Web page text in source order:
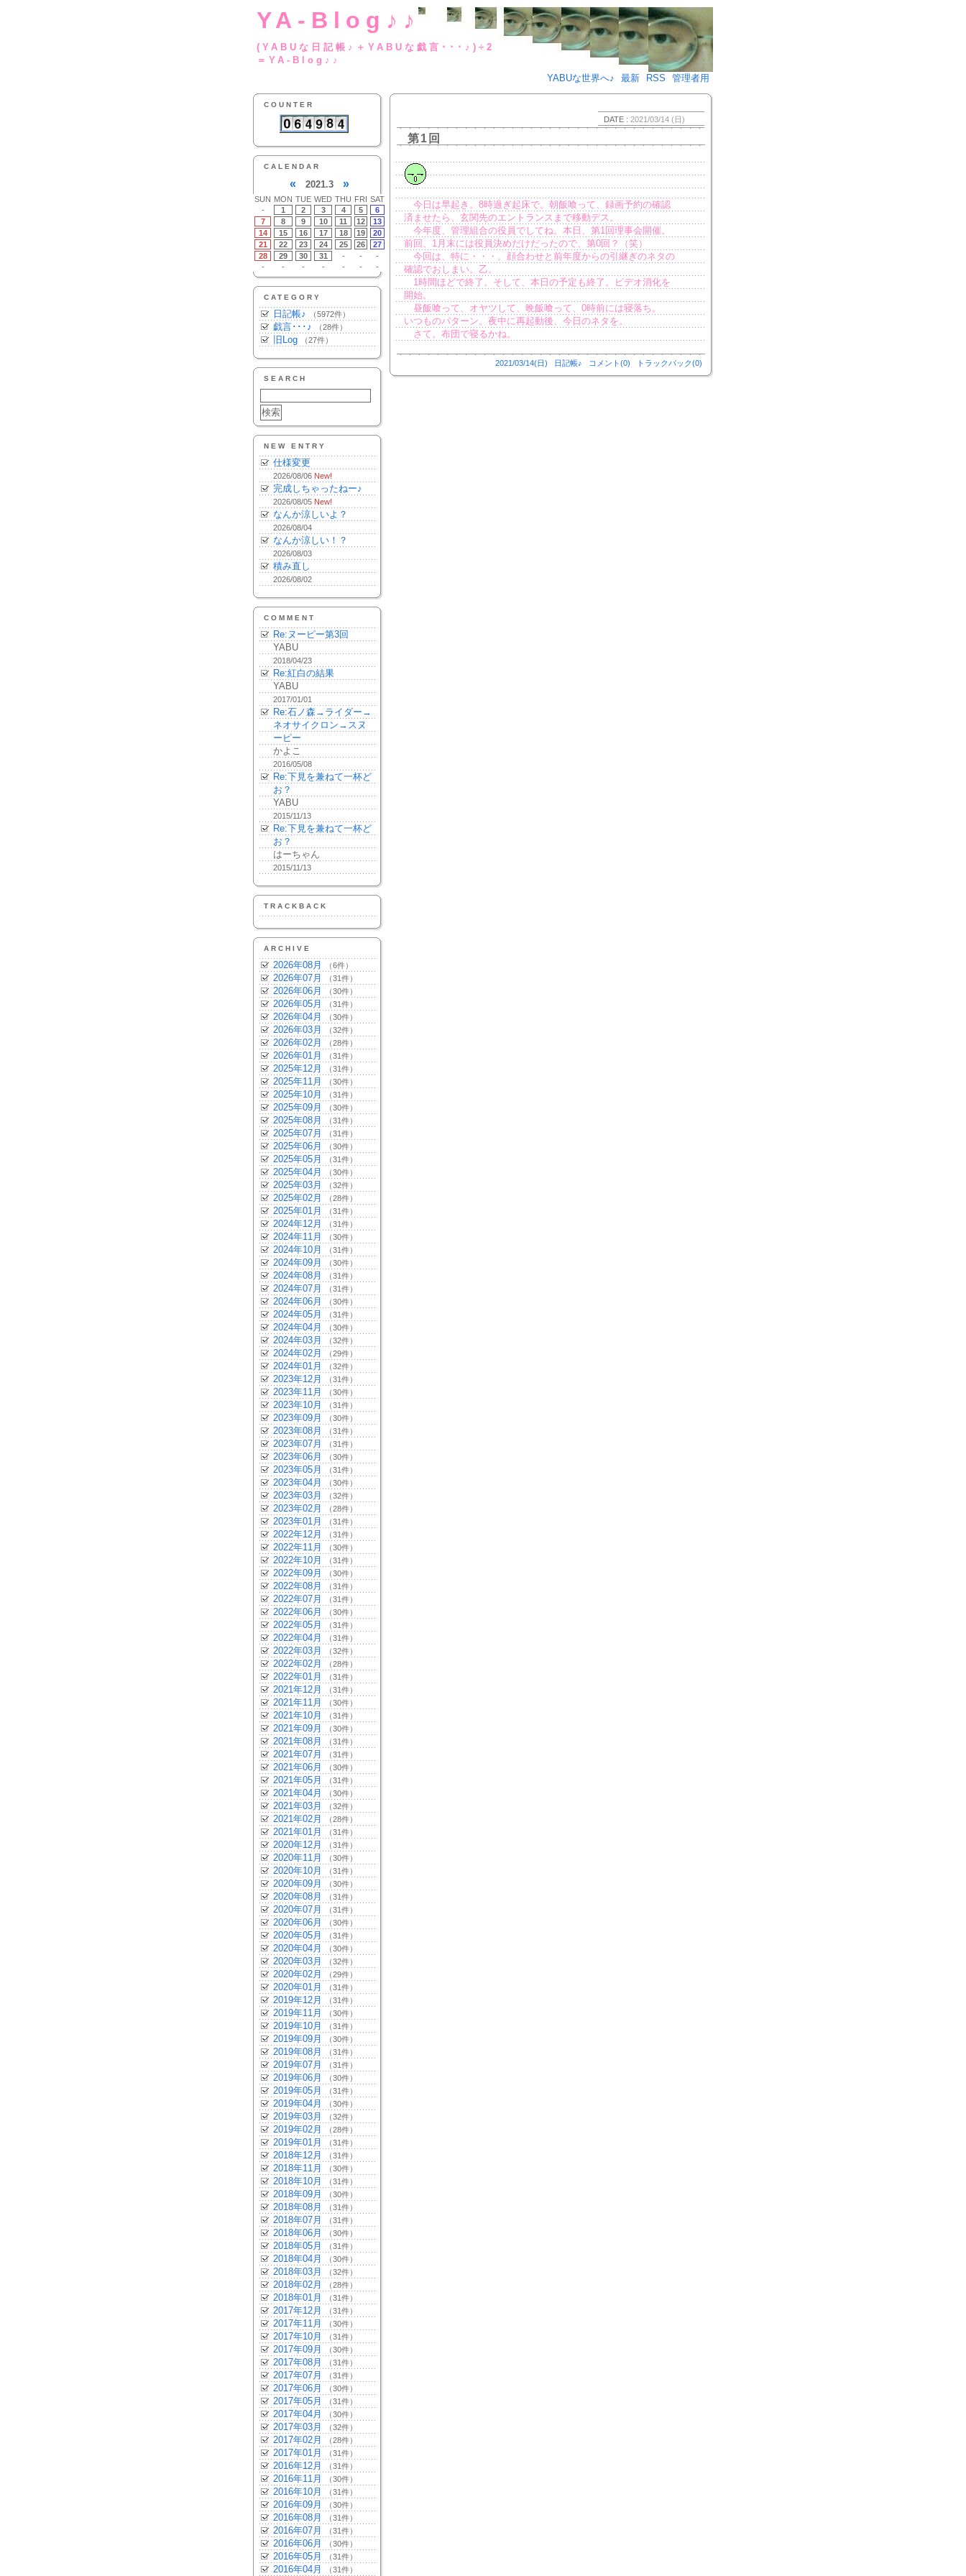
YA-Blog♪♪
(YABUな日記帳♪＋YABUな戯言･･･♪)÷2
＝YA-Blog♪♪
YABUな世界へ♪
最新 RSS 管理者用
COUNTER
CALENDAR
« 2021.3 »
SUN MON TUE WED THU FRI SAT
-
1 2 3 4 5
6
7
8 9 10 11 12
13
14
15 16 17 18 19
20
21
22 23 24 25 26
27
28
29 30 31 - -
-
-
- - - - - -
CATEGORY
日記帳♪ （5972件）
戯言･･･♪ （28件）
旧Log （27件）
SEARCH
NEW ENTRY
仕様変更
2026/08/06 New!
完成しちゃったねー♪
2026/08/05 New!
なんか涼しいよ？
2026/08/04
なんか涼しい！？
2026/08/03
積み直し
2026/08/02
COMMENT
Re:ヌーピー第3回
YABU
2018/04/23
Re:紅白の結果
YABU
2017/01/01
Re:石ノ森→ライダー→
ネオサイクロン→スヌ
ーピー
かよこ
2016/05/08
Re:下見を兼ねて一杯ど
お？
YABU
2015/11/13
Re:下見を兼ねて一杯ど
お？
はーちゃん
2015/11/13
TRACKBACK
ARCHIVE
2026年08月 （6件）
2026年07月 （31件）
2026年06月 （30件）
2026年05月 （31件）
2026年04月 （30件）
2026年03月 （32件）
2026年02月 （28件）
2026年01月 （31件）
2025年12月 （31件）
2025年11月 （30件）
2025年10月 （31件）
2025年09月 （30件）
2025年08月 （31件）
2025年07月 （31件）
2025年06月 （30件）
2025年05月 （31件）
2025年04月 （30件）
2025年03月 （32件）
2025年02月 （28件）
2025年01月 （31件）
2024年12月 （31件）
2024年11月 （30件）
2024年10月 （31件）
2024年09月 （30件）
2024年08月 （31件）
2024年07月 （31件）
2024年06月 （30件）
2024年05月 （31件）
2024年04月 （30件）
2024年03月 （32件）
2024年02月 （29件）
2024年01月 （32件）
2023年12月 （31件）
2023年11月 （30件）
2023年10月 （31件）
2023年09月 （30件）
2023年08月 （31件）
2023年07月 （31件）
2023年06月 （30件）
2023年05月 （31件）
2023年04月 （30件）
2023年03月 （32件）
2023年02月 （28件）
2023年01月 （31件）
2022年12月 （31件）
2022年11月 （30件）
2022年10月 （31件）
2022年09月 （30件）
2022年08月 （31件）
2022年07月 （31件）
2022年06月 （30件）
2022年05月 （31件）
2022年04月 （31件）
2022年03月 （32件）
2022年02月 （28件）
2022年01月 （31件）
2021年12月 （31件）
2021年11月 （30件）
2021年10月 （31件）
2021年09月 （30件）
2021年08月 （31件）
2021年07月 （31件）
2021年06月 （30件）
2021年05月 （31件）
2021年04月 （30件）
2021年03月 （32件）
2021年02月 （28件）
2021年01月 （31件）
2020年12月 （31件）
2020年11月 （30件）
2020年10月 （31件）
2020年09月 （30件）
2020年08月 （31件）
2020年07月 （31件）
2020年06月 （30件）
2020年05月 （31件）
2020年04月 （30件）
2020年03月 （32件）
2020年02月 （29件）
2020年01月 （31件）
2019年12月 （31件）
2019年11月 （30件）
2019年10月 （31件）
2019年09月 （30件）
2019年08月 （31件）
2019年07月 （31件）
2019年06月 （30件）
2019年05月 （31件）
2019年04月 （30件）
2019年03月 （32件）
2019年02月 （28件）
2019年01月 （31件）
2018年12月 （31件）
2018年11月 （30件）
2018年10月 （31件）
2018年09月 （30件）
2018年08月 （31件）
2018年07月 （31件）
2018年06月 （30件）
2018年05月 （31件）
2018年04月 （30件）
2018年03月 （32件）
2018年02月 （28件）
2018年01月 （31件）
2017年12月 （31件）
2017年11月 （30件）
2017年10月 （31件）
2017年09月 （30件）
2017年08月 （31件）
2017年07月 （31件）
2017年06月 （30件）
2017年05月 （31件）
2017年04月 （30件）
2017年03月 （32件）
2017年02月 （28件）
2017年01月 （31件）
2016年12月 （31件）
2016年11月 （30件）
2016年10月 （31件）
2016年09月 （30件）
2016年08月 （31件）
2016年07月 （31件）
2016年06月 （30件）
2016年05月 （31件）
2016年04月 （31件）
DATE : 2021/03/14 (日)
第1回
今日は早起き。8時過ぎ起床で。朝飯喰って、録画予約の確認
済ませたら、玄関先のエントランスまで移動デス。
今年度、管理組合の役員でしてね。本日、第1回理事会開催。
前回、1月末には役員決めだけだったので、第0回？（笑）
今回は、特に・・・。顔合わせと前年度からの引継ぎのネタの
確認でおしまい。乙。
1時間ほどで終了。そして、本日の予定も終了。ビデオ消化を
開始。
昼飯喰って、オヤツして、晩飯喰って、0時前には寝落ち。
いつものパターン。夜中に再起動後、今日のネタを。
さて。布団で寝るかね。
2021/03/14(日) 日記帳♪ コメント(0) トラックバック(0)